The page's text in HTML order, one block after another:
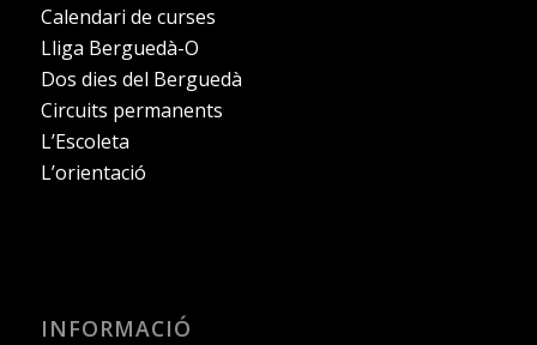
Calendari de curses
Lliga Berguedà-O
Dos dies del Berguedà
Circuits permanents
L’Escoleta
L’orientació
INFORMACIÓ